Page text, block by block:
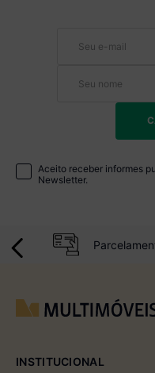
Aceito receber informes
Newsletter.
INSTITUCIONAL